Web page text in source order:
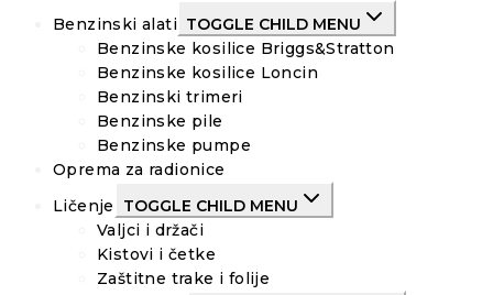
Benzinski alati TOGGLE CHILD MENU
Benzinske kosilice Briggs&Stratton
Benzinske kosilice Loncin
Benzinski trimeri
Benzinske pile
Benzinske pumpe
Oprema za radionice
Ličenje
TOGGLE CHILD MENU
Valjci i držači
Kistovi i četke
Zaštitne trake i folije